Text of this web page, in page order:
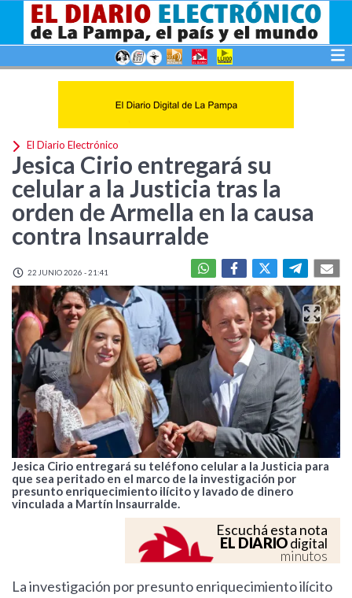
El Diario Electrónico
Jesica Cirio entregará su
celular a la Justicia tras la
orden de Armella en la causa
contra Insaurralde
22 JUNIO 2026 - 21:41
Jesica Cirio entregará su teléfono celular a la Justicia para
que sea peritado en el marco de la investigación por
presunto enriquecimiento ilícito y lavado de dinero
vinculada a Martín Insaurralde.
Escuchá esta nota
EL DIARIOdigital
minutos
La investigación por presunto enriquecimiento ilícito